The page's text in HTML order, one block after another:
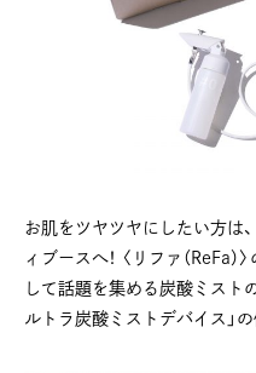
お肌をツヤツヤにしたい方は、
ィブースへ！ 〈リファ（ReFa
して話題を集める炭酸ミスト
ルトラ炭酸ミストデバイス」の